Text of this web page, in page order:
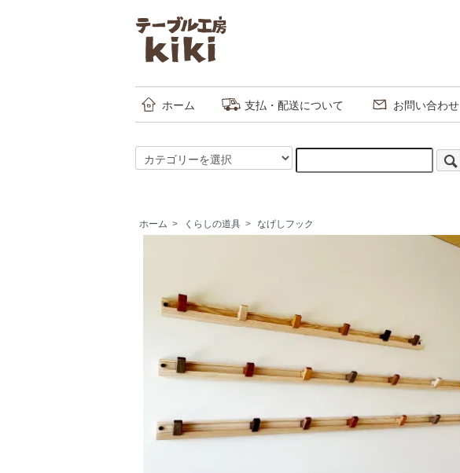
ホーム 支払・配送について お問い合わせ
ホーム > くらしの道具 > なげしフック